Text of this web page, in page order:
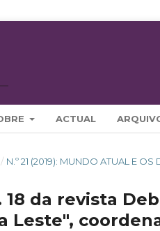
ACTUAL
/ N.º 21 (2019): MUNDO ATUAL E
18 da revista
Leste",